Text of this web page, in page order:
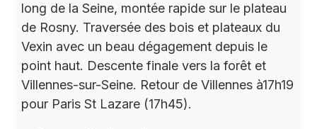
long de la Seine, montée rapide sur le plateau
de Rosny. Traversée des bois et plateaux du
Vexin avec un beau dégagement depuis le
point haut. Descente finale vers la forêt et
Villennes-sur-Seine. Retour de Villennes à17h19
pour Paris St Lazare (17h45).